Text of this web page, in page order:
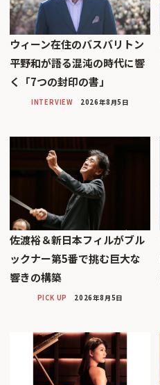
ウィーン在住のバスバリトン
平野和が語る混沌の時代に響
く「7つの封印の書」
INTERVIEW 2026年8月5日
佐渡裕＆新日本フィルがブル
ックナー第5番で挑む巨大な
響きの構築
PICK UP 2026年8月5日